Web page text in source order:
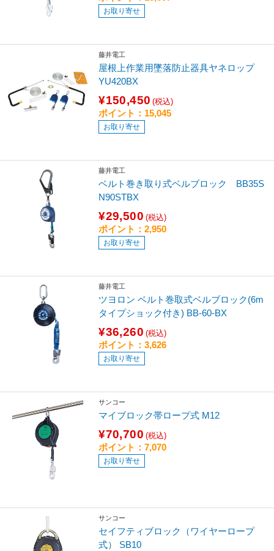
お取り寄せ
藤井電工
屋根上作業用墜落防止器具ヤネロップ
YU420BX
¥150,450 (税込)
ポイント：15,045
お取り寄せ
藤井電工
ベルト巻き取り式ベルブロック BB35S
N90STBX
¥29,500 (税込)
ポイント：2,950
お取り寄せ
藤井電工
ツヨロン ベルト巻取式ベルブロック(6m
タイプショック付き) BB-60-BX
¥36,260 (税込)
ポイント：3,626
お取り寄せ
サンコー
マイブロック帯ロープ式 M12
¥70,700 (税込)
ポイント：7,070
お取り寄せ
サンコー
セイフティブロック（ワイヤーロープ
式） SB10